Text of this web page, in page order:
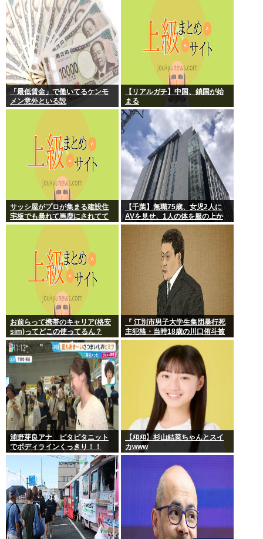
「最低賃金」で働いてるケンモ
メン意外といる説
【リアルガチ】中国、鎖国が始
まる
サッシ屋がプロが集まる建設住
宅板でも暴れて馬鹿にされてて
ワロタw
【千葉】無職75歳、女児2人に
AVを見せ、1人の体を服の上か
ら触る「服の上からぺろっと触
ったと思う」
お前らって携帯のキャリア(格安
sim)ってどこの使ってるん？
『 江別市男子大学生集団暴行死
主犯格・当時18歳の川口侑斗被
告に無期懲役の判決』 昨日この
スレ立ってた？
浦野芽良アナ ピタピタニット
でボディラインくっきり！！
【ﾒﾛﾒﾛ】杉山結菜ちゃんとスイ
カwww